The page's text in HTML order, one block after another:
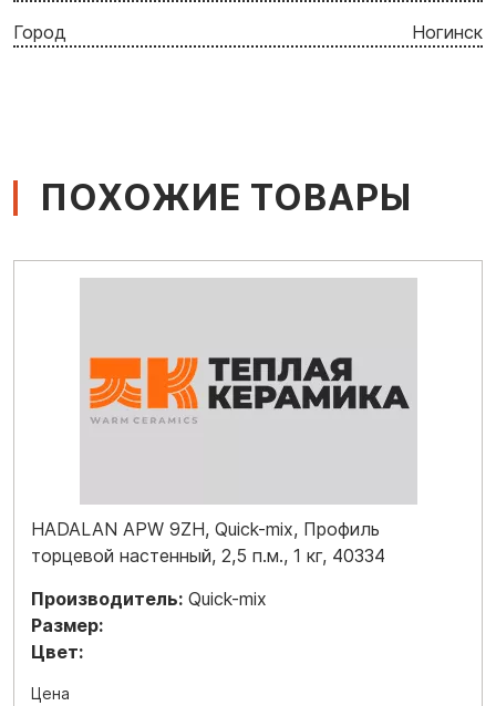
Город Ногинск
ПОХОЖИЕ ТОВАРЫ
HADALAN APW 9ZH, Quick-mix, Профиль
торцевой настенный, 2,5 п.м., 1 кг, 40334
Производитель: Quick-mix
Размер:
Цвет:
Цена